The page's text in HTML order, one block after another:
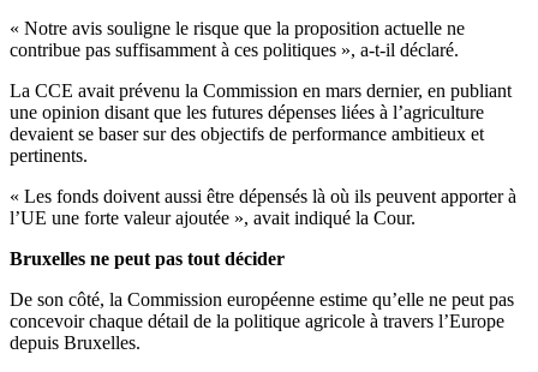
« Notre avis souligne le risque que la proposition actuelle ne
contribue pas suffisamment à ces politiques », a-t-il déclaré.
La CCE avait prévenu la Commission en mars dernier, en publiant
une opinion disant que les futures dépenses liées à l’agriculture
devaient se baser sur des objectifs de performance ambitieux et
pertinents.
« Les fonds doivent aussi être dépensés là où ils peuvent apporter à
l’UE une forte valeur ajoutée », avait indiqué la Cour.
Bruxelles ne peut pas tout décider
De son côté, la Commission européenne estime qu’elle ne peut pas
concevoir chaque détail de la politique agricole à travers l’Europe
depuis Bruxelles.